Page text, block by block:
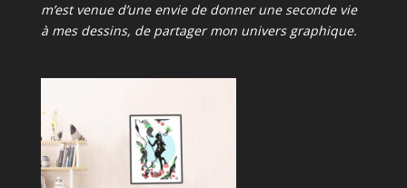
m’est venue d’une envie de donner une seconde vie
à mes dessins, de partager mon univers graphique.